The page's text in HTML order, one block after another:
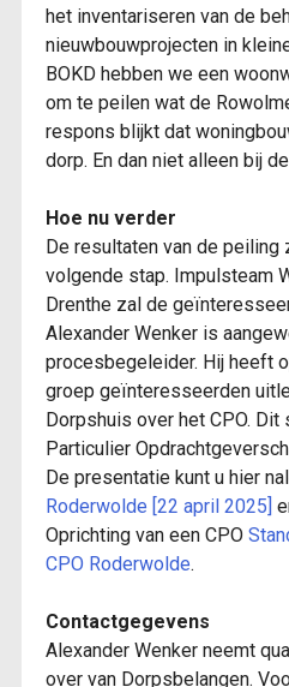
het inventariseren van de
nieuwbouwprojecten in
BOKD hebben we een
om te peilen wat de
respons blijkt dat
dorp. En dan niet alleen bij
Hoe nu verder
De resultaten van de peiling
volgende stap. Impulsteam
Drenthe zal de
Alexander Wenker is
procesbegeleider. Hij heeft
groep geïnteresseerden
Dorpshuis over het CPO.
Particulier
De presentatie kunt u hier
Roderwolde [22 april 2025]
Oprichting van een CPO
CPO Roderwolde.
Contactgegevens
Alexander Wenker neemt
over van Dorpsbelangen.